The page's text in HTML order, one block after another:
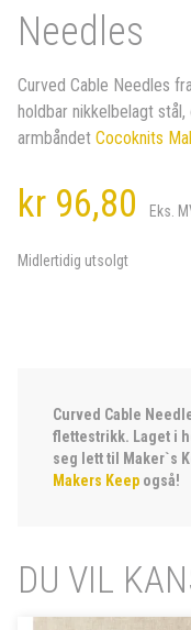
Needles
Curved Cable Needles
holdbar nikkelbelagt
armbåndet Cocoknits
kr 96,80 Eks.
Midlertidig utsolgt
Curved Cable
flettestrikk. Laget i
seg lett til Maker`s
Makers Keep også!
DU VIL